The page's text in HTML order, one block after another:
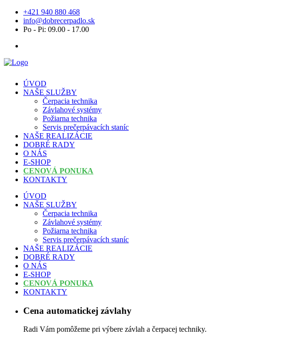
+421 940 880 468
info@dobrecerpadlo.sk
Po - Pi: 09.00 - 17.00
ÚVOD
NAŠE SLUŽBY
Čerpacia technika
Závlahové systémy
Požiarna technika
Servis prečerpávacích staníc
NAŠE REALIZÁCIE
DOBRÉ RADY
O NÁS
E-SHOP
CENOVÁ PONUKA
KONTAKTY
ÚVOD
NAŠE SLUŽBY
Čerpacia technika
Závlahové systémy
Požiarna technika
Servis prečerpávacích staníc
NAŠE REALIZÁCIE
DOBRÉ RADY
O NÁS
E-SHOP
CENOVÁ PONUKA
KONTAKTY
Cena automatickej závlahy
Radi Vám pomôžeme pri výbere závlah a čerpacej techniky.